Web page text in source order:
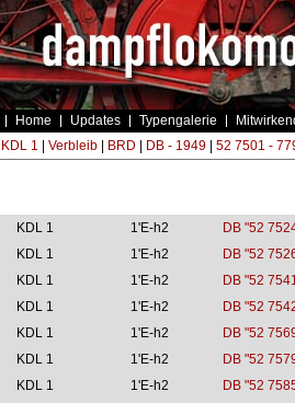
Home Updates Typengalerie
KDL 1 Verbleib| BRD DB - 1949| 52 7501 -
KDL 1 1'E-h2
DB "52
KDL 1 1'E-h2
DB "52
KDL 1 1'E-h2
DB "52
KDL 1 1'E-h2
DB "52
KDL 1 1'E-h2
DB "52
KDL 1 1'E-h2
DB "52
KDL 1 1'E-h2
DB "52